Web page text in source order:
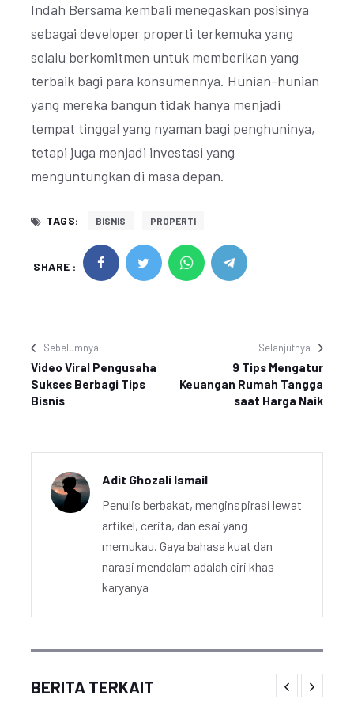
Indah Bersama kembali menegaskan posisinya
sebagai developer properti terkemuka yang
selalu berkomitmen untuk memberikan yang
terbaik bagi para konsumennya. Hunian-hunian
yang mereka bangun tidak hanya menjadi
tempat tinggal yang nyaman bagi penghuninya,
tetapi juga menjadi investasi yang
menguntungkan di masa depan.
TAGS: BISNIS PROPERTI
SHARE :
Sebelumnya
Video Viral Pengusaha
Sukses Berbagi Tips
Bisnis
Selanjutnya
9 Tips Mengatur
Keuangan Rumah Tangga
saat Harga Naik
Adit Ghozali Ismail
Penulis berbakat, menginspirasi lewat
artikel, cerita, dan esai yang
memukau. Gaya bahasa kuat dan
narasi mendalam adalah ciri khas
karyanya
BERITA TERKAIT